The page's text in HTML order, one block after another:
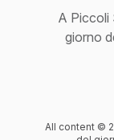
A Piccoli
giorno
All content ©